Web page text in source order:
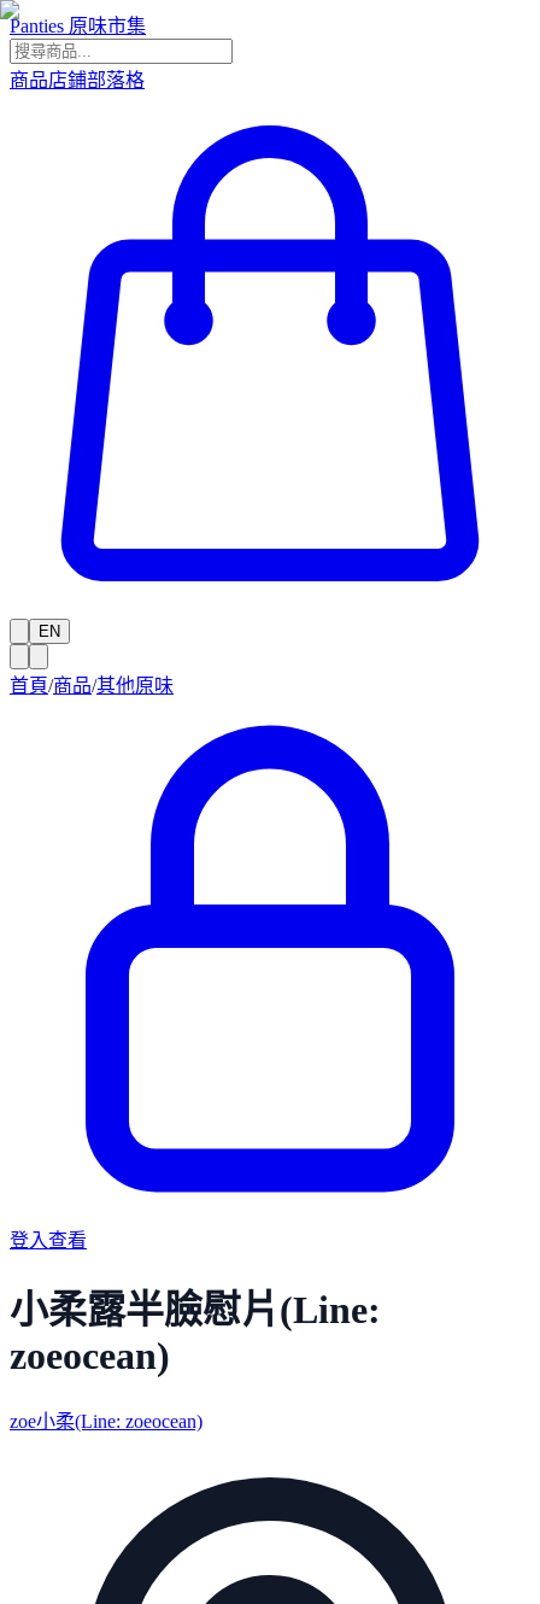
Panties 原味市集
商品店鋪部落格
EN
首頁/商品/其他原味
登入查看
小柔露半臉慰片(Line:
zoeocean)
zoe小柔(Line: zoeocean)